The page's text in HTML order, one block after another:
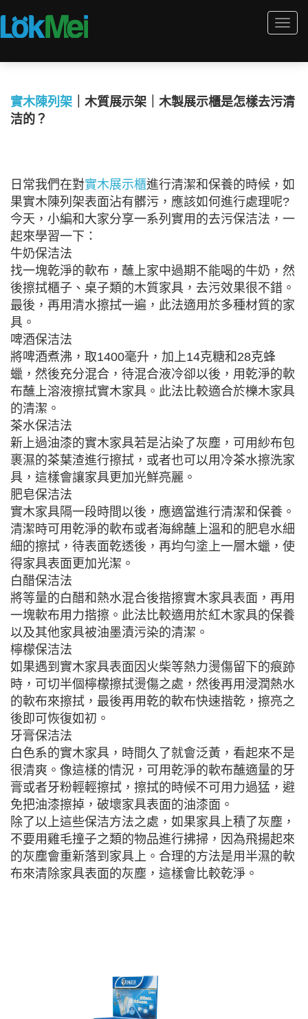
實木陳列架 ｜木質展示架｜木製展示櫃是怎樣去污清
洁的？
日常我們在對實木展示櫃進行清潔和保養的時候，如
果實木陳列架表面沾有髒污，應該如何進行處理呢?
今天，小編和大家分享一系列實用的去污保洁法，一
起來學習一下：
牛奶保洁法
找一塊乾淨的軟布，蘸上家中過期不能喝的牛奶，然
後擦拭櫃子、桌子類的木質家具，去污效果很不錯。
最後，再用清水擦拭一遍，此法適用於多種材質的家
具。
啤酒保洁法
將啤酒煮沸，取1400毫升，加上14克糖和28克蜂
蠟，然後充分混合，待混合液冷卻以後，用乾淨的軟
布蘸上溶液擦拭實木家具。此法比較適合於櫟木家具
的清潔。
茶水保洁法
新上過油漆的實木家具若是沾染了灰塵，可用紗布包
裹濕的茶葉渣進行擦拭，或者也可以用冷茶水擦洗家
具，這樣會讓家具更加光鮮亮麗。
肥皂保洁法
實木家具隔一段時間以後，應適當進行清潔和保養。
清潔時可用乾淨的軟布或者海綿蘸上溫和的肥皂水細
細的擦拭，待表面乾透後，再均勻塗上一層木蠟，使
得家具表面更加光潔。
白醋保洁法
將等量的白醋和熱水混合後揩擦實木家具表面，再用
一塊軟布用力揩擦。此法比較適用於紅木家具的保養
以及其他家具被油墨漬污染的清潔。
檸檬保洁法
如果遇到實木家具表面因火柴等熱力燙傷留下的痕跡
時，可切半個檸檬擦拭燙傷之處，然後再用浸潤熱水
的軟布來擦拭，最後再用乾的軟布快速揩乾，擦亮之
後即可恢復如初。
牙膏保洁法
白色系的實木家具，時間久了就會泛黃，看起來不是
很清爽。像這樣的情況，可用乾淨的軟布蘸適量的牙
膏或者牙粉輕輕擦拭，擦拭的時候不可用力過猛，避
免把油漆擦掉，破壞家具表面的油漆面。
除了以上這些保洁方法之處，如果家具上積了灰塵，
不要用雞毛撞子之類的物品進行拂掃，因為飛揚起來
的灰塵會重新落到家具上。合理的方法是用半濕的軟
布來清除家具表面的灰塵，這樣會比較乾淨。